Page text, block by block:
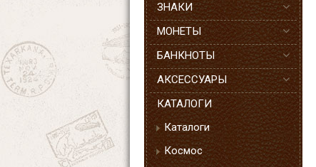
ЗНАКИ
МОНЕТЫ
БАНКНОТЫ
АКСЕССУАРЫ
КАТАЛОГИ
Каталоги
Космос